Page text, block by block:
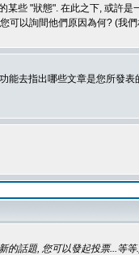
些 "狀態". 在此之下, 或許
可以詢間他們原因為何? (我
去指出哪些文章是您所發
的話題, 您可以發起投票...等等